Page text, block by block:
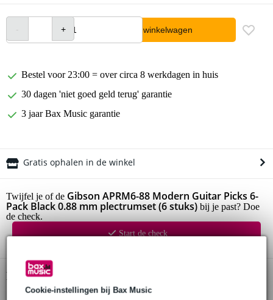
Cookie-instellingen bij Bax Music
In winkelwagen
Bestel voor 23:00 = over circa 8 werkdagen in huis
30 dagen 'niet goed geld terug' garantie
3 jaar Bax Music garantie
Gratis ophalen in de winkel
Twijfel je of de Gibson APRM6-88 Modern Guitar Picks 6-
Pack Black 0.88 mm plectrumset (6 stuks) bij je past? Doe
de check.
Start de check
Productinformatie